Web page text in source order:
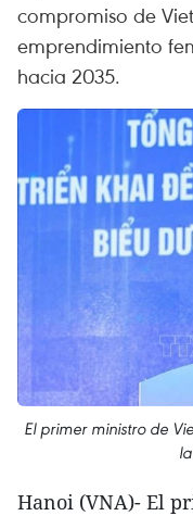
compromiso de
emprendimiento
hacia 2035.
El primer ministro de
Hanoi (VNA)- El